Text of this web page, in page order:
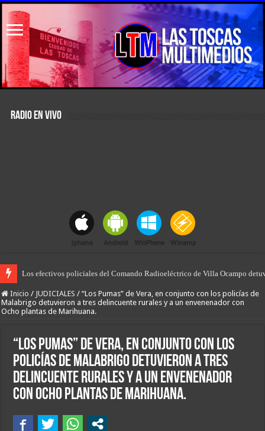
RADIO EN VIVO
El desarrollo del norte, “más producción, más empleo y más
Inicio / JUDICIALES / “Los Pumas” de Vera, en conjunto con los policías de
Malabrigo detuvieron a tres delincuente rurales y a un envenenador con
Ocho plantas de Marihuana.
“Los Pumas” de Vera, en conjunto con los
policías de Malabrigo detuvieron a tres
delincuente rurales y a un envenenador
con Ocho plantas de Marihuana.